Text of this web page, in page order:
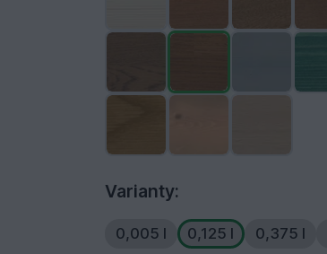
Varianty:
0,005 l 0,125 l 0,375 l